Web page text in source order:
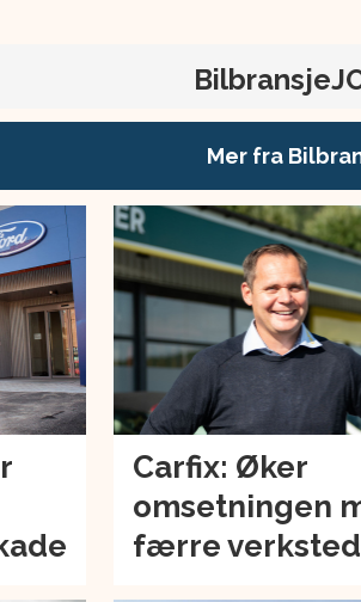
Mer fra
Carfix: Øker
omsetningen
færre